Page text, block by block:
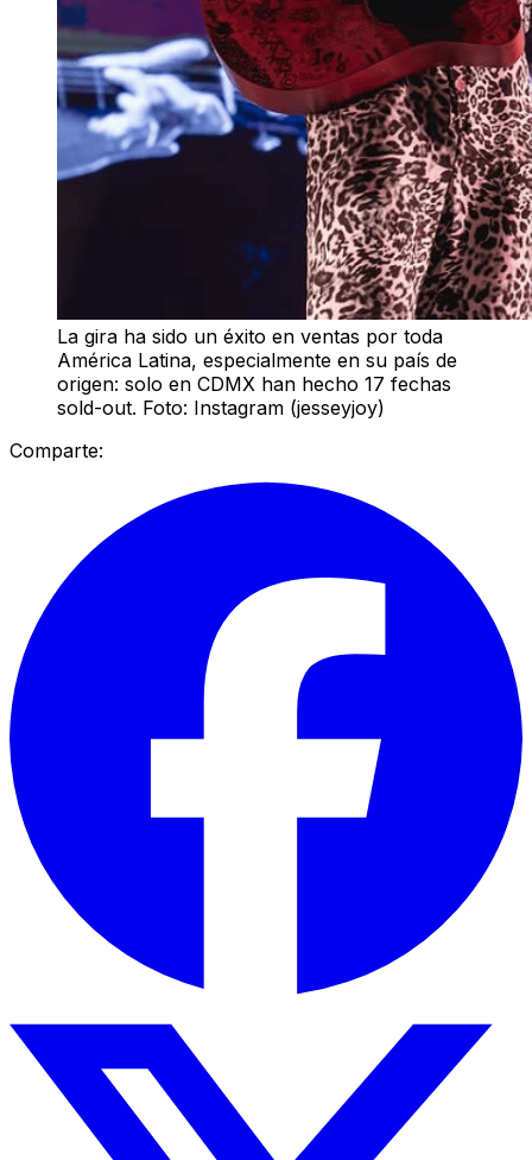
La gira ha sido un éxito en ventas por toda
América Latina, especialmente en su país de
origen: solo en CDMX han hecho 17 fechas
sold-out. Foto: Instagram (jesseyjoy)
Comparte: